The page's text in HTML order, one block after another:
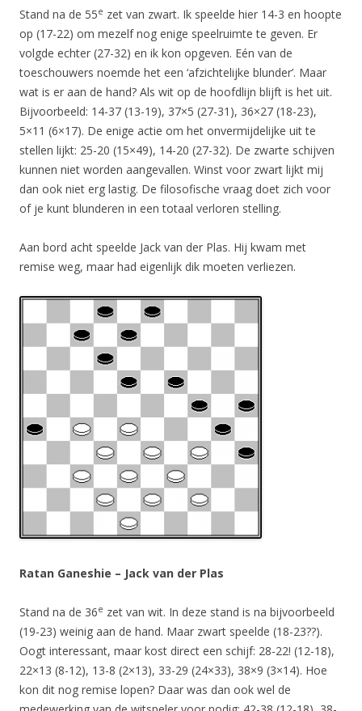
Stand na de 55e zet van zwart. Ik speelde hier 14-3 en hoopte
op (17-22) om mezelf nog enige speelruimte te geven. Er
volgde echter (27-32) en ik kon opgeven. Eén van de
toeschouwers noemde het een ‘afzichtelijke blunder’. Maar
wat is er aan de hand? Als wit op de hoofdlijn blijft is het uit.
Bijvoorbeeld: 14-37 (13-19), 37×5 (27-31), 36×27 (18-23),
5×11 (6×17). De enige actie om het onvermijdelijke uit te
stellen lijkt: 25-20 (15×49), 14-20 (27-32). De zwarte schijven
kunnen niet worden aangevallen. Winst voor zwart lijkt mij
dan ook niet erg lastig. De filosofische vraag doet zich voor
of je kunt blunderen in een totaal verloren stelling.
Aan bord acht speelde Jack van der Plas. Hij kwam met
remise weg, maar had eigenlijk dik moeten verliezen.
Ratan Ganeshie – Jack van der Plas
Stand na de 36e zet van wit. In deze stand is na bijvoorbeeld
(19-23) weinig aan de hand. Maar zwart speelde (18-23??).
Oogt interessant, maar kost direct een schijf: 28-22! (12-18),
22×13 (8-12), 13-8 (2×13), 33-29 (24×33), 38×9 (3×14). Hoe
kon dit nog remise lopen? Daar was dan ook wel de